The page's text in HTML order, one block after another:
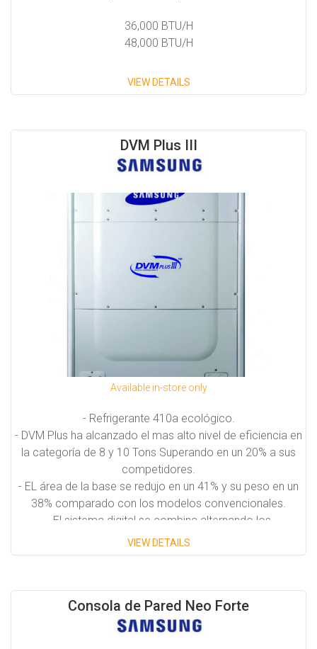
36,000 BTU/H
48,000 BTU/H
VIEW DETAILS
DVM Plus III
Available in-store only
- Refrigerante 410a ecológico.
- DVM Plus ha alcanzado el mas alto nivel de eficiencia en
la categoría de 8 y 10 Tons Superando en un 20% a sus
competidores.
- EL área de la base se redujo en un 41% y su peso en un
38% comparado con los modelos convencionales.
- El sistema digital se combina alternando los
compresores para darle una vida mas prolongada.
- Este sistema permite usar tuberías mas largas y mayor
- Diseñado para soportar altas presiones estáticas
- El sistema puede detectar exceso o falta de refrigerante
de manera automática.
VIEW DETAILS
Consola de Pared Neo Forte